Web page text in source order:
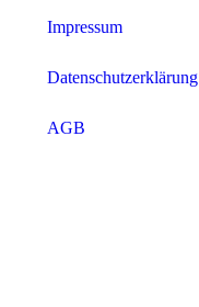
Impressum
Datenschutzerklärung
AGB